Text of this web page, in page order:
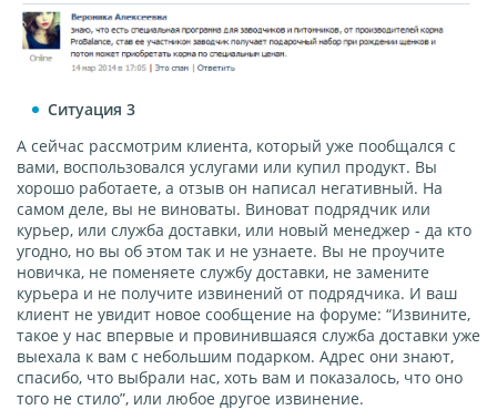
Ситуация 3
А сейчас рассмотрим клиента, который уже пообщался с
вами, воспользовался услугами или купил продукт. Вы
хорошо работаете, а отзыв он написал негативный. На
самом деле, вы не виноваты. Виноват подрядчик или
курьер, или служба доставки, или новый менеджер - да кто
угодно, но вы об этом так и не узнаете. Вы не проучите
новичка, не поменяете службу доставки, не замените
курьера и не получите извинений от подрядчика. И ваш
клиент не увидит новое сообщение на форуме: “Извините,
такое у нас впервые и провинившаяся служба доставки уже
выехала к вам с небольшим подарком. Адрес они знают,
спасибо, что выбрали нас, хоть вам и показалось, что оно
того не стило”, или любое другое извинение.